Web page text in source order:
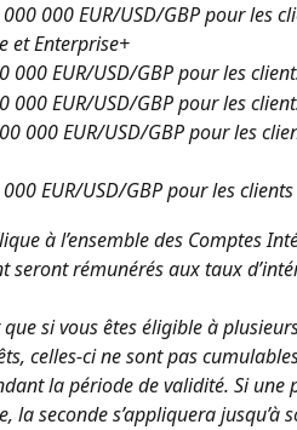
000 000 EUR/USD/GBP pour les
et Enterprise+
000 EUR/USD/GBP pour les
000 EUR/USD/GBP pour les
000 EUR/USD/GBP pour les
000 EUR/USD/GBP pour les
à l’ensemble des Comptes
seront rémunérés aux taux
si vous êtes éligible à
celles-ci ne sont pas
la période de validité. Si
la seconde s’appliquera jusqu’à